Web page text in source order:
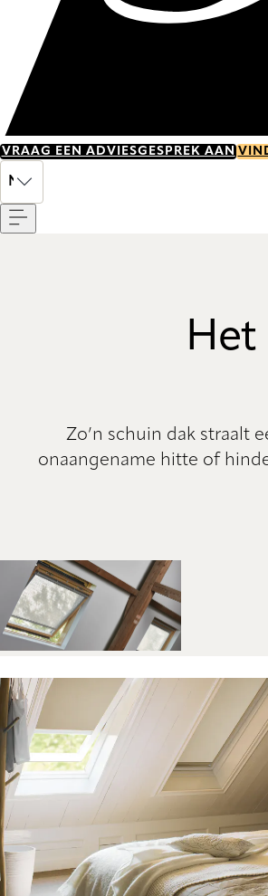
VRAAG EEN ADVIESGESPREK AAN
NL
Het
Zo’n schuin dak straalt
onaangename hitte of